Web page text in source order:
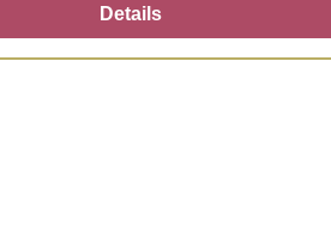
Details